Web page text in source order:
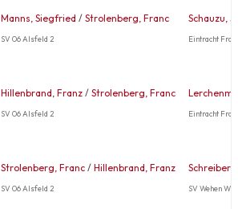
Manns, Siegfried / Strolenberg, Franc
SV 06 Alsfeld 2
Schauzu,
Eintracht
Hillenbrand, Franz / Strolenberg, Franc
SV 06 Alsfeld 2 Eintracht
Strolenberg, Franc / Hillenbrand, Franz
SV 06 Alsfeld 2
Schreiber,
SV Wehen